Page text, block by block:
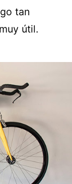
tan
útil.